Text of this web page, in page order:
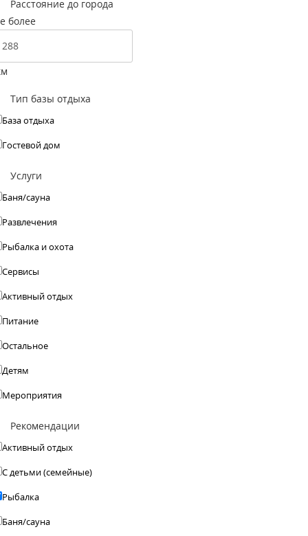
Расстояние до города
более
Тип базы отдыха
База отдыха
Гостевой дом
Услуги
Баня/сауна
Развлечения
Рыбалка и охота
Сервисы
Активный отдых
Питание
Остальное
Детям
Мероприятия
Рекомендации
Активный отдых
С детьми (семейные)
Рыбалка
Баня/сауна